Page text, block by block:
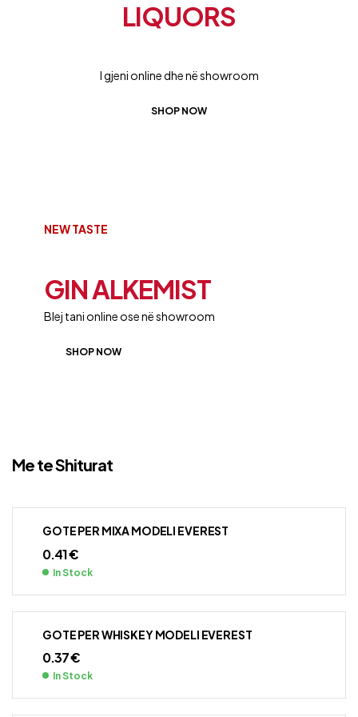
LIQUORS
I gjeni online dhe në showroom
SHOP NOW
NEW TASTE
GIN ALKEMIST
Blej tani online ose në showroom
SHOP NOW
Me te Shiturat
GOTE PER MIXA MODELI EVEREST
0.41€
In Stock
GOTE PER WHISKEY MODELI EVEREST
0.37€
In Stock